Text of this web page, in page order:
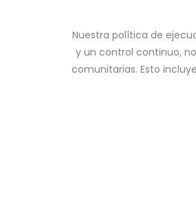
Nuestra política de
y un control continuo,
comunitarias. Esto